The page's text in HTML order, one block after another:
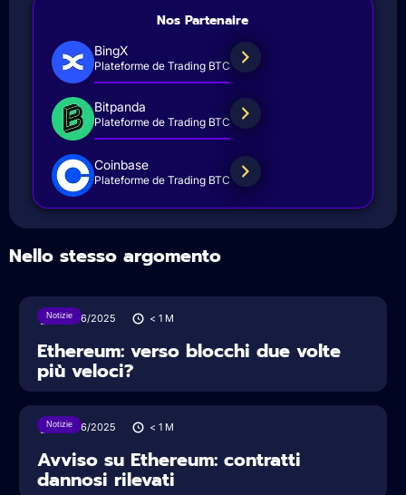
Nos Partenaire
BingX
Plateforme de Trading BTC
Bitpanda
Plateforme de Trading BTC
Coinbase
Plateforme de Trading BTC
Nello stesso argomento
Notizie
24/06/2025 < 1 M
Ethereum: verso blocchi due volte
più veloci?
Notizie
02/06/2025 < 1 M
Avviso su Ethereum: contratti
dannosi rilevati